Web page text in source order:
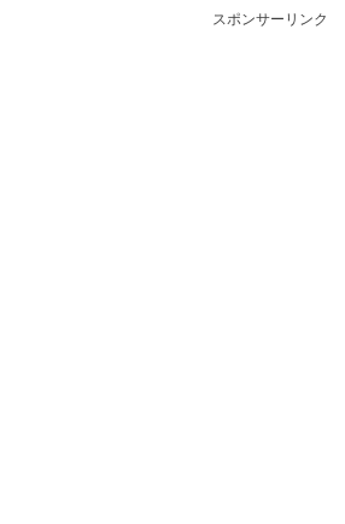
スポンサーリンク